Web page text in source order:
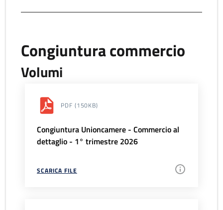
Congiuntura commercio
Volumi
PDF (150KB)
Congiuntura Unioncamere - Commercio al
dettaglio - 1° trimestre 2026
SCARICA FILE